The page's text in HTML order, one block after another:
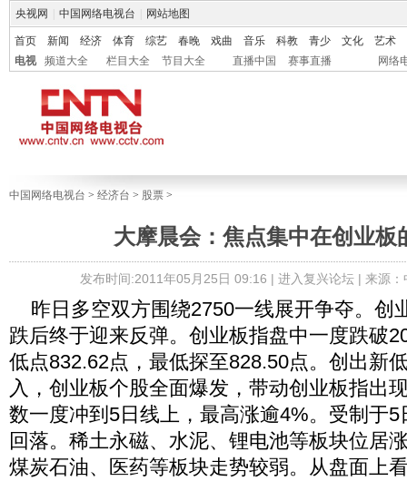
央视网 中国网络电视台 网站地图
首页 新闻 经济 体育 综艺 春晚 戏曲 音乐 科教 青少 文化
艺术
电视
频道大全 栏目大全 节目大全 直播中国 赛事直播 网络
中国网络电视台 > 经济台 > 股票 >
大摩晨会：焦点集中在创业板
发布时间:2011年05月25日 09:16 | 进入复兴论坛| 来源：
昨日多空双方围绕2750一线展开争夺。创
跌后终于迎来反弹。创业板指盘中一度跌破
低点832.62点，最低探至828.50点。创出新
入，创业板个股全面爆发，带动创业板指出
数一度冲到5日线上，最高涨逾4%。受制于
回落。稀土永磁、水泥、锂电池等板块位居
煤炭石油、医药等板块走势较弱。从盘面上